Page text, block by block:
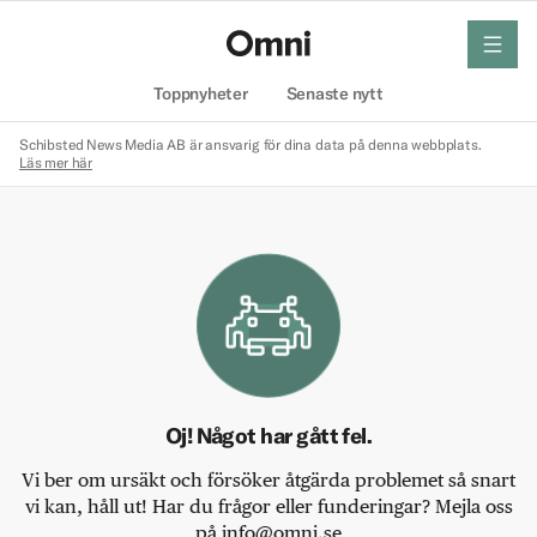
Toppnyheter Senaste nytt
meny
Schibsted News Media AB är ansvarig för dina data på denna webbplats.
Läs mer här
Oj! Något har gått fel.
Vi ber om ursäkt och försöker åtgärda problemet så snart
vi kan, håll ut! Har du frågor eller funderingar? Mejla oss